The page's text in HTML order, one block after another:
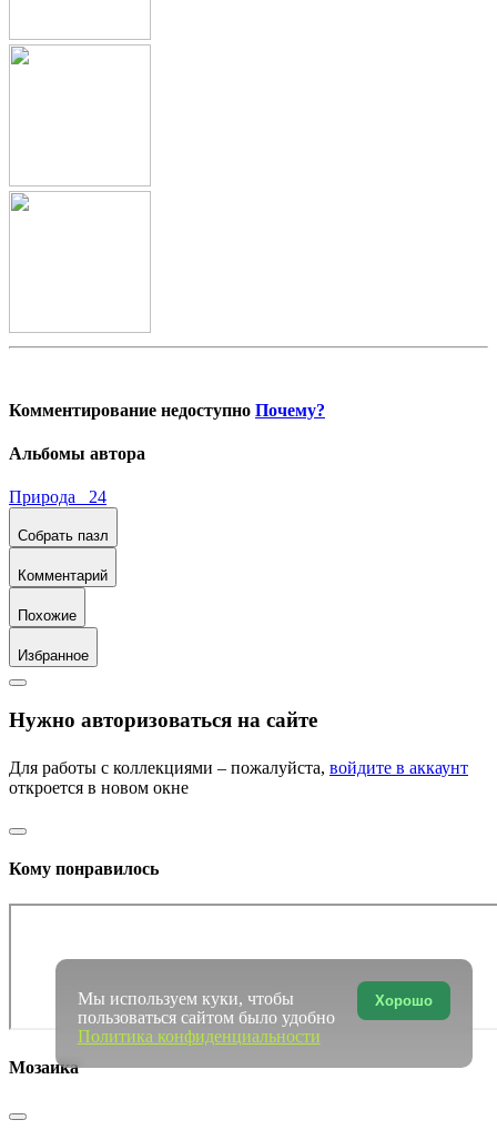
Комментирование недоступно Почему?
Альбомы автора
Природа 24
Собрать пазл
Комментарий
Похожие
Избранное
Нужно авторизоваться на сайте
Для работы с коллекциями – пожалуйста, войдите в аккаунт
откроется в новом окне
Кому понравилось
Мозаика
Хорошо
Мы используем куки, чтобы
пользоваться сайтом было удобно
Политика конфиденциальности